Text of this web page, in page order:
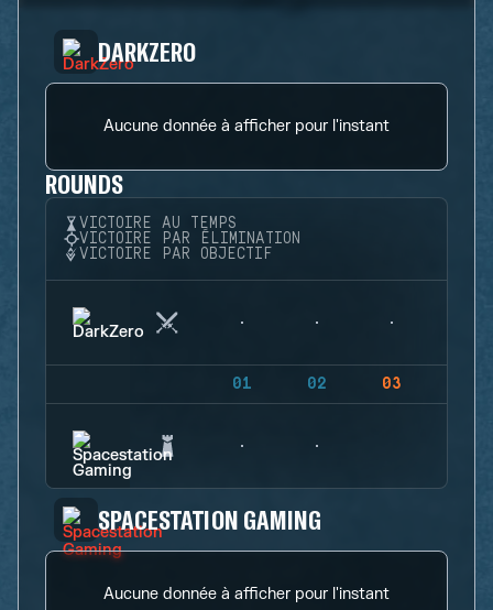
DARKZERO
Aucune donnée à afficher pour l'instant
ROUNDS
VICTOIRE AU TEMPS
VICTOIRE PAR ÉLIMINATION
VICTOIRE PAR OBJECTIF
01 02 03
SPACESTATION GAMING
Aucune donnée à afficher pour l'instant